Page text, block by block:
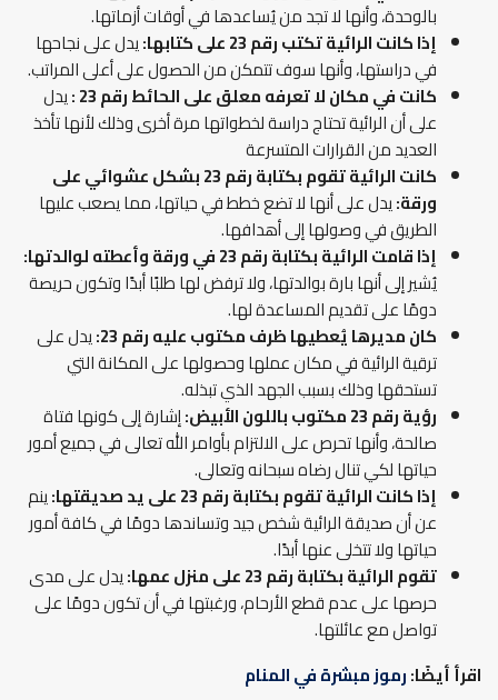
بالوحدة، وأنها لا تجد من يُساعدها في أوقات أزماتها.
إذا كانت الرائية تكتب رقم 23 على كتابها:
يدل على نجاحها
في دراستها، وأنها سوف تتمكن من الحصول على أعلى المراتب.
كانت في مكان لا تعرفه معلق على الحائط رقم 23 :
يدل
على أن الرائية تحتاج دراسة لخطواتها مرة أخرى وذلك لأنها تأخذ
العديد من القرارات المتسرعة
كانت الرائية تقوم بكتابة رقم 23 بشكل عشوائي على
ورقة:يدل على أنها لا تضع خطط في حياتها، مما يصعب عليها
الطريق في وصولها إلى أهدافها.
إذا قامت الرائية بكتابة رقم 23 في ورقة وأعطته لوالدتها:
يُشير إلى أنها بارة بوالدتها، ولا ترفض لها طلبًا أبدًا وتكون حريصة
دومًا على تقديم المساعدة لها.
كان مديرها يُعطيها ظرف مكتوب عليه رقم 23:
يدل على
ترقية الرائية في مكان عملها وحصولها على المكانة التي
تستحقها وذلك بسبب الجهد الذي تبذله.
رؤية رقم 23 مكتوب باللون الأبيض:
إشارة إلى كونها فتاة
صالحة، وأنها تحرص على الالتزام بأوامر الله تعالى في جميع أمور
حياتها لكي تنال رضاه سبحانه وتعالى.
إذا كانت الرائية تقوم بكتابة رقم 23 على يد صديقتها:
ينم
عن أن صديقة الرائية شخص جيد وتساندها دومًا في كافة أمور
حياتها ولا تتخلى عنها أبدًا.
تقوم الرائية بكتابة رقم 23 على منزل عمها:
يدل على مدى
حرصها على عدم قطع الأرحام، ورغبتها في أن تكون دومًا على
تواصل مع عائلتها.
اقرأ أيضًا:رموز مبشرة في المنام